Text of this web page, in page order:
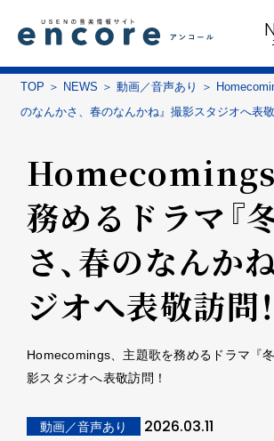
TOP NEWS 動画／音声あり
のなんかさ、春のなんかね』撮影スタジオへ表敬
Homecomings
務めるドラマ『
さ、春のなんか
ジオへ表敬訪問！
Homecomings、主題歌を務めるドラマ『
影スタジオへ表敬訪問！
動画／音声あり 2026.03.11